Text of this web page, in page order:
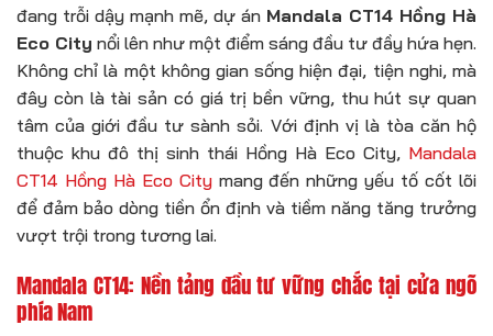
đang trỗi dậy mạnh mẽ, dự án Mandala CT14 Hồng Hà
Eco City nổi lên như một điểm sáng đầu tư đầy hứa hẹn.
Không chỉ là một không gian sống hiện đại, tiện nghi, mà
đây còn là tài sản có giá trị bền vững, thu hút sự quan
tâm của giới đầu tư sành sỏi. Với định vị là tòa căn hộ
thuộc khu đô thị sinh thái Hồng Hà Eco City, Mandala
CT14 Hồng Hà Eco Citymang đến những yếu tố cốt lõi
để đảm bảo dòng tiền ổn định và tiềm năng tăng trưởng
vượt trội trong tương lai.
Mandala CT14: Nền tảng đầu tư vững chắc tại cửa ngõ
phía Nam